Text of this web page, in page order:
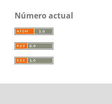
Número actual